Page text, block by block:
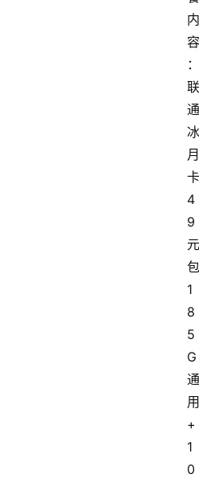
内
容
：
联
通
冰
月
卡
4
9
元
包
1
8
5
G
通
用
+
1
0